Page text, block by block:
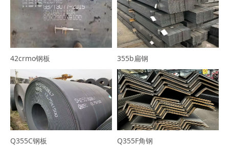
42crmo钢板 355b扁钢
Q355C钢板 Q355F角钢